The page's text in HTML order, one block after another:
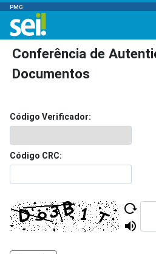
PMG
Conferência de
Documentos
Código Verificador:
Código CRC: